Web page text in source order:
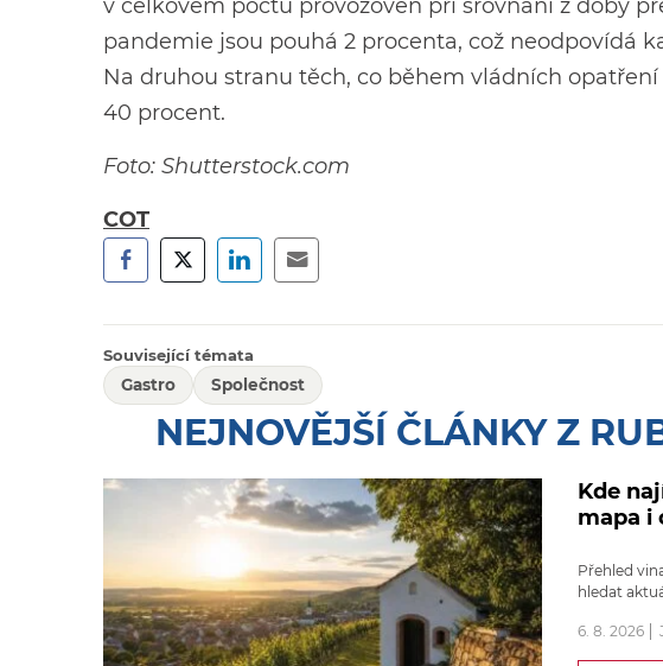
v celkovém počtu provozoven při srovnání z doby
pandemie jsou pouhá 2 procenta, což neodpovídá
Na druhou stranu těch, co během vládních
40 procent.
Foto: Shutterstock.com
COT
Související témata
Gastro
Společnost
NEJNOVĚJŠÍ ČLÁNKY Z
Kde
mapa i
Přehled
hledat
6. 8. 2026